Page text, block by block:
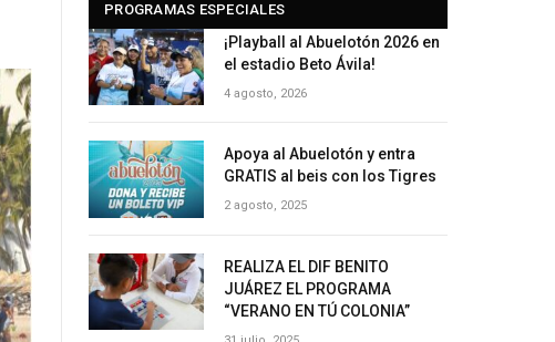
PROGRAMAS ESPECIALES
¡Playball al Abuelotón 2026 en
el estadio Beto Ávila!
4 agosto, 2026
Apoya al Abuelotón y entra
GRATIS al beis con los Tigres
2 agosto, 2025
REALIZA EL DIF BENITO
JUÁREZ EL PROGRAMA
“VERANO EN TÚ COLONIA”